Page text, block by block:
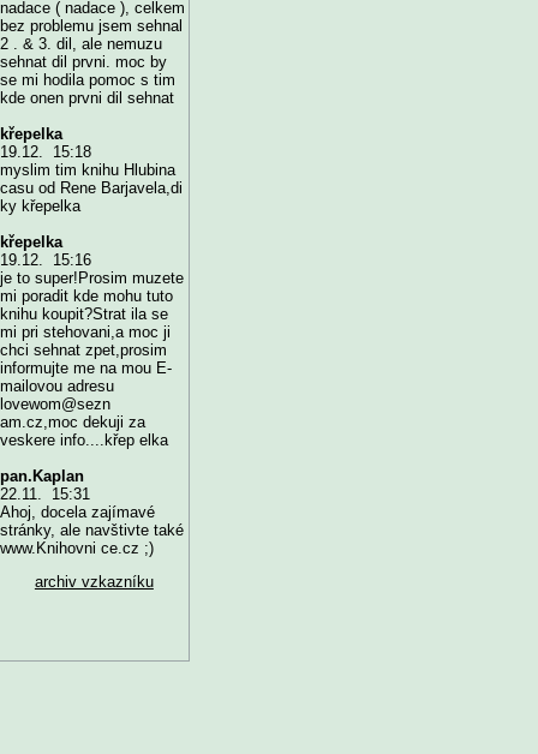
nadace ( nadace ), celkem
bez problemu jsem sehnal
2 . & 3. dil, ale nemuzu
sehnat dil prvni. moc by
se mi hodila pomoc s tim
kde onen prvni dil sehnat
křepelka
19.12. 15:18
myslim tim knihu Hlubina
casu od Rene Barjavela,di
ky křepelka
křepelka
19.12. 15:16
je to super!Prosim muzete
mi poradit kde mohu tuto
knihu koupit?Strat ila se
mi pri stehovani,a moc ji
chci sehnat zpet,prosim
informujte me na mou E-
mailovou adresu
lovewom@sezn
am.cz,moc dekuji za
veskere info....křep elka
pan.Kaplan
22.11. 15:31
Ahoj, docela zajímavé
stránky, ale navštivte také
www.Knihovni ce.cz ;)
archiv vzkazníku